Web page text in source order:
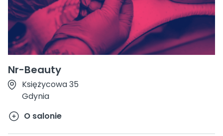
Nr-Beauty
Księżycowa 35
Gdynia
O salonie